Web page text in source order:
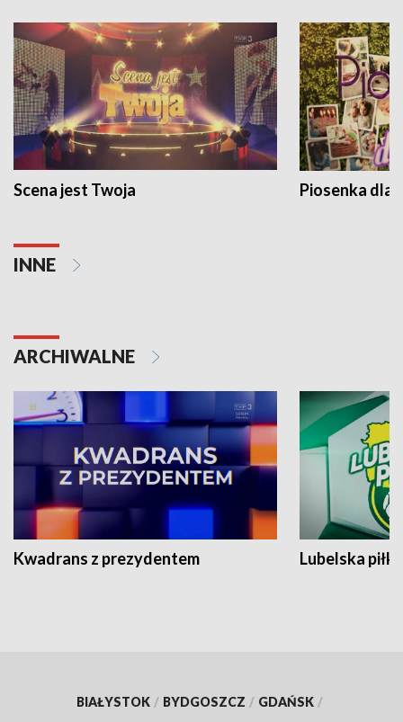
Scena jest Twoja Piosenka dla
INNE
ARCHIWALNE
Kwadrans z prezydentem Lubelska piłka
BIAŁYSTOK / BYDGOSZCZ / GDAŃSK /